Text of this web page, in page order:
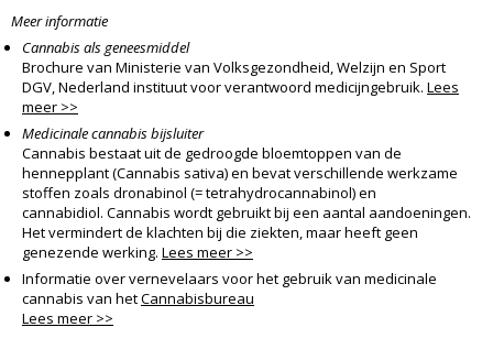
Meer informatie
Cannabis als geneesmiddel
Brochure van Ministerie van Volksgezondheid, Welzijn en Sport
DGV, Nederland instituut voor verantwoord medicijngebruik. Lees
meer >>
Medicinale cannabis bijsluiter
Cannabis bestaat uit de gedroogde bloemtoppen van de
hennepplant (Cannabis sativa) en bevat verschillende werkzame
stoffen zoals dronabinol (= tetrahydrocannabinol) en
cannabidiol. Cannabis wordt gebruikt bij een aantal aandoeningen.
Het vermindert de klachten bij die ziekten, maar heeft geen
genezende werking. Lees meer >>
Informatie over vernevelaars voor het gebruik van medicinale
cannabis van hetCannabisbureau
Lees meer >>